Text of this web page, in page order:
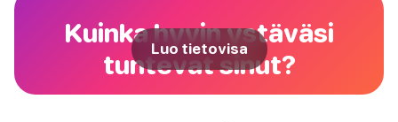
Kuinka hyvin ystäväsi
tuntevat sinut?
Luo tietovisa